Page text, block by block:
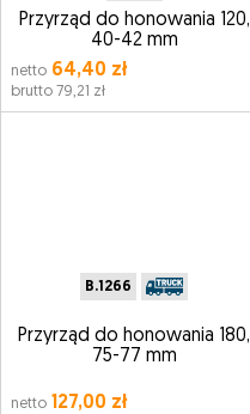
Przyrząd do honowania 120,
40-42 mm
netto 64,40 zł
brutto 79,21 zł
B.1266
Przyrząd do honowania 180,
75-77 mm
netto 127,00 zł